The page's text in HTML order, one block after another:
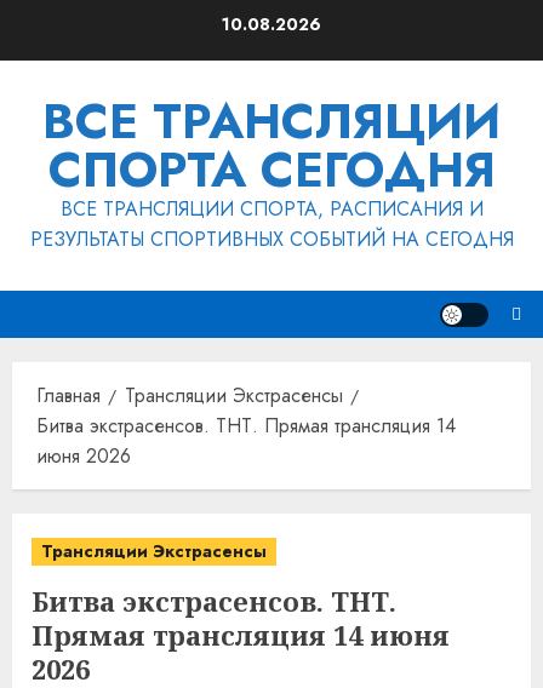
10.08.2026
ВСЕ ТРАНСЛЯЦИИ
СПОРТА СЕГОДНЯ
ВСЕ ТРАНСЛЯЦИИ СПОРТА, РАСПИСАНИЯ И
РЕЗУЛЬТАТЫ СПОРТИВНЫХ СОБЫТИЙ НА СЕГОДНЯ
Главная
Трансляции Экстрасенсы
Битва экстрасенсов. ТНТ. Прямая трансляция 14
июня 2026
Трансляции Экстрасенсы
Битва экстрасенсов. ТНТ.
Прямая трансляция 14 июня
2026